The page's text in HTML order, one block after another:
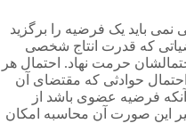
باید یک فرضیه را برگزید
که قدرت انتاج شخصی
حرمت نهاد. احتمال هر
حوادثی که مقتضای آن
فرضیه عضوی باشد از
این صورت آن محاسبه امکان